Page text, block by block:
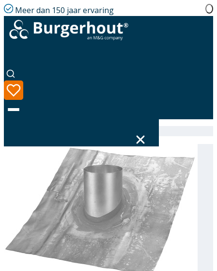
Meer dan 150 jaar ervaring
Assortiment
Oplossingen
Downloads
Academy